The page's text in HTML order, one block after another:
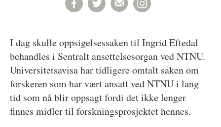
I dag skulle oppsigelsessaken til Ingrid Eftedal
behandles i Sentralt ansettelsesorgan ved NTNU.
Universitetsavisa har tidligere omtalt saken om
forskeren som har vært ansatt ved NTNU i lang
tid som nå blir oppsagt fordi det ikke lenger
finnes midler til forskningsprosjektet hennes.